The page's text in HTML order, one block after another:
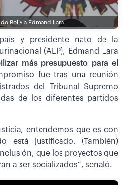
Bolivia Edmand Lara
y presidente nato de la
(ALP), Edmand Lara
más presupuesto para el
fue tras una reunión
del Tribunal Supremo
de los diferentes partidos
entendemos que es con
está justificado. (También)
que los proyectos que
a ser socializados“, señaló.